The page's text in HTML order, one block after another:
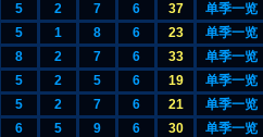
5 2 7 6 37
单季一览
5 1 8 6 23
单季一览
8 2 7 6 33
单季一览
5 2 5 6 19
单季一览
5 2 7 6 21
单季一览
6 5 9 6 30
单季一览